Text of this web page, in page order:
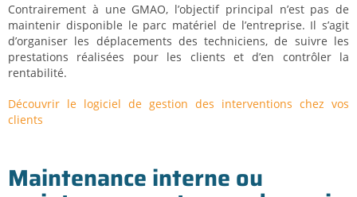
Contrairement à une GMAO, l’objectif principal n’est pas de
maintenir disponible le parc matériel de l’entreprise. Il s’agit
d’organiser les déplacements des techniciens, de suivre les
prestations réalisées pour les clients et d’en contrôler la
rentabilité.
Découvrir le logiciel de gestion des interventions chez vos
clients
Maintenance interne ou